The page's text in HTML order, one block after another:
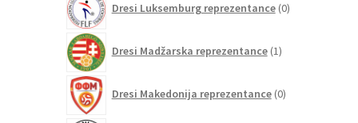
Dresi Luksemburg reprezentance 0izdelkov
Dresi Madžarska reprezentance 1izdelek
Dresi Makedonija reprezentance 0izdelkov